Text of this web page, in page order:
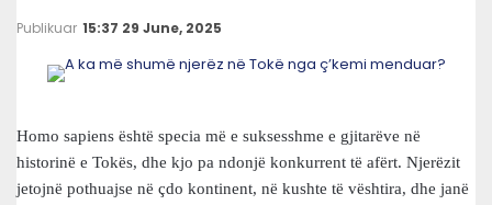
Publikuar 15:37 29 June, 2025
Homo sapiens është specia më e suksesshme e gjitarëve në
historinë e Tokës, dhe kjo pa ndonjë konkurrent të afërt. Njerëzit
jetojnë pothuajse në çdo kontinent, në kushte të vështira, dhe janë